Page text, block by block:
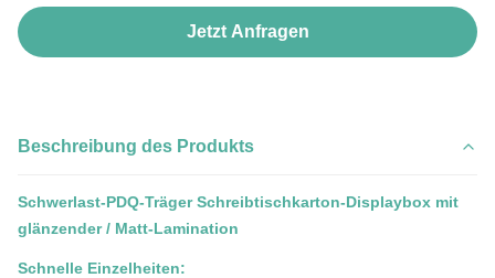
Jetzt Anfragen
Beschreibung des Produkts
Schwerlast-PDQ-Träger Schreibtischkarton-Displaybox mit
glänzender / Matt-Lamination
Schnelle Einzelheiten: